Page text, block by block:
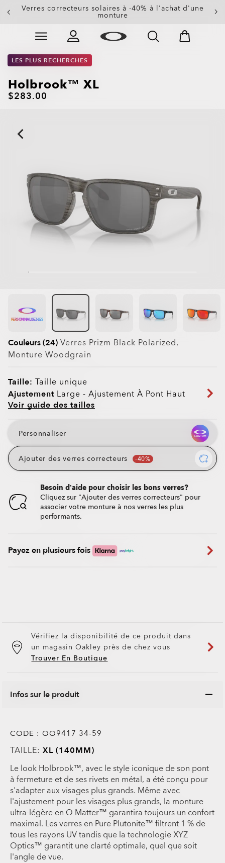
content
Verres correcteurs solaires à -40% à l'achat d'une
monture
Les lunettes de soleil à jusqu'à -50%
Slide 3 of 4. Les lunettes de soleil à jusqu'à -50%
LES PLUS RECHERCHÉS
Holbrook™ XL
$283.00
PERSONNALISEZ-LES
Couleurs (24) Verres Prizm Black Polarized,
Monture Woodgrain
Taille: Taille unique
Ajustement Large - Ajustement À Pont Haut
Voir guide des tailles
Personnaliser
Ajouter des verres correcteurs
Besoin d’aide pour choisir les bons verres?
Cliquez sur "Ajouter des verres correcteurs" pour
associer votre monture à nos verres les plus
performants.
Payez en plusieurs fois
Vérifiez la disponibilité de ce produit dans
un magasin Oakley près de chez vous
Trouver En Boutique
Infos sur le produit
CODE : OO9417 34-59
TAILLE:XL (140MM)
Le look Holbrook™, avec le style iconique de son pont
à fermeture et de ses rivets en métal, a été conçu pour
s'adapter aux visages plus grands. Même avec
l'ajustement pour les visages plus grands, la monture
ultra-légère en O Matter™ garantira toujours un confort
maximal. Les verres en Pure Plutonite™ filtrent 1 % de
tous les rayons UV tandis que la technologie XYZ
Optics™ garantit une clarté optimale, quel que soit
l'angle de vue.